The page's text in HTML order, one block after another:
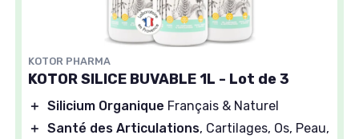
KOTOR PHARMA
KOTOR SILICE BUVABLE 1L - Lot de 3
＋ Silicium Organique Français & Naturel
＋ Santé des Articulations, Cartilages, Os, Peau,